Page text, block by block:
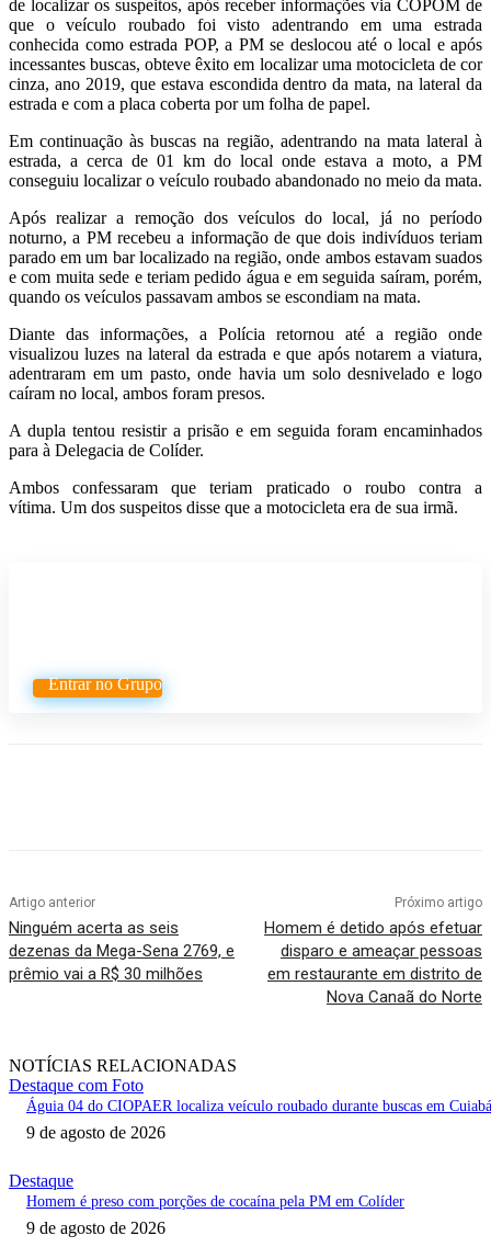
de localizar os suspeitos, após receber informações via COPOM de
que o veículo roubado foi visto adentrando em uma estrada
conhecida como estrada POP, a PM se deslocou até o local e após
incessantes buscas, obteve êxito em localizar uma motocicleta de cor
cinza, ano 2019, que estava escondida dentro da mata, na lateral da
estrada e com a placa coberta por um folha de papel.
Em continuação às buscas na região, adentrando na mata lateral à
estrada, a cerca de 01 km do local onde estava a moto, a PM
conseguiu localizar o veículo roubado abandonado no meio da mata.
Após realizar a remoção dos veículos do local, já no período
noturno, a PM recebeu a informação de que dois indivíduos teriam
parado em um bar localizado na região, onde ambos estavam suados
e com muita sede e teriam pedido água e em seguida saíram, porém,
quando os veículos passavam ambos se escondiam na mata.
Diante das informações, a Polícia retornou até a região onde
visualizou luzes na lateral da estrada e que após notarem a viatura,
adentraram em um pasto, onde havia um solo desnivelado e logo
caíram no local, ambos foram presos.
A dupla tentou resistir a prisão e em seguida foram encaminhados
para à Delegacia de Colíder.
Ambos confessaram que teriam praticado o roubo contra a
vítima. Um dos suspeitos disse que a motocicleta era de sua irmã.
Entrar no Grupo
Artigo anterior
Ninguém acerta as seis
dezenas da Mega-Sena 2769, e
prêmio vai a R$ 30 milhões
Próximo artigo
Homem é detido após efetuar
disparo e ameaçar pessoas
em restaurante em distrito de
Nova Canaã do Norte
NOTÍCIAS RELACIONADAS
Destaque com Foto
Águia 04 do CIOPAER localiza veículo roubado durante buscas em Cuiabá
9 de agosto de 2026
Destaque
Homem é preso com porções de cocaína pela PM em Colíder
9 de agosto de 2026